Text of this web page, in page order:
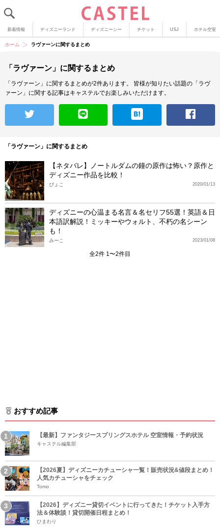
新着情報 ディズニーランド ディズニーシー チケット USJ ホテル空室
ホーム ラヴァーンに関するまとめ
「ラヴァーン」に関するまとめ
「ラヴァーン」に関するまとめが2件あります。
皆様が知りたい話題の「ラヴ
ァーン」に関する記事はキャステルでお楽しみいただけます。
「ラヴァーン」に関するまとめ
【ネタバレ】ノートルダムの鐘の原作は怖い？原作と
ディズニー作品を比較！
2020/01/13
ぴょこ
ディズニーの心温まる名言＆名セリフ55選！英語＆日
本語訳解説！ミッキーやウォルト、不朽の名シーン
も！
2023/01/08
みーこ
全2件 1〜2件目
おすすめ記事
【最新】ファンタジースプリングスホテル 空室情報・予約状況
キャステル編集部
【2026夏】ディズニーカチューシャ一覧！販売状況&値段まとめ！
人気カチューシャをチェック
Tomo
【2026】ディズニー貸切イベントに行ってきた！チケット入手方
法＆体験談！貸切開催日程まとめ！
ひまわり